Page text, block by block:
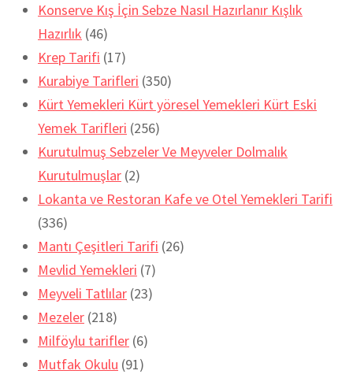
Konserve Kış İçin Sebze Nasıl Hazırlanır Kışlık
Hazırlık (46)
Krep Tarifi (17)
Kurabiye Tarifleri (350)
Kürt Yemekleri Kürt yöresel Yemekleri Kürt Eski
Yemek Tarifleri (256)
Kurutulmuş Sebzeler Ve Meyveler Dolmalık
Kurutulmuşlar (2)
Lokanta ve Restoran Kafe ve Otel Yemekleri Tarifi
(336)
Mantı Çeşitleri Tarifi (26)
Mevlid Yemekleri (7)
Meyveli Tatlılar (23)
Mezeler (218)
Milföylu tarifler (6)
Mutfak Okulu (91)